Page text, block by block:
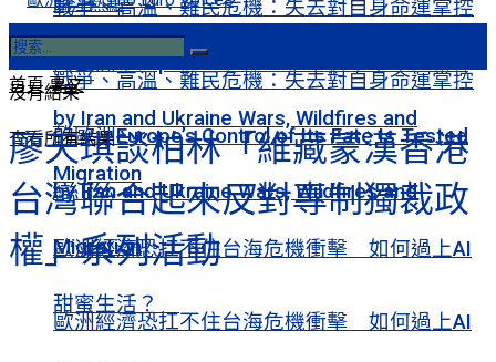
戰爭、高溫、難民危機：失去對自身命運掌控
的歐洲Europe’s Control of Its Fate Is Tested
by Iran and Ukraine Wars, Wildfires and
Migration
歐洲經濟恐扛不住台海危機衝擊 如何過上AI
甜蜜生活？
戰爭、高溫、難民危機：失去對自身命運掌控
的歐洲Europe’s Control of Its Fate Is Tested
by Iran and Ukraine Wars, Wildfires and
Migration
歐洲經濟恐扛不住台海危機衝擊 如何過上AI
沒有結果
查看所有結果
首頁 專文
廖天琪談柏林「維藏蒙漢香港
台灣聯合起來反對專制獨裁政
權」系列活動